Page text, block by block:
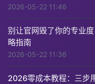
2026-05-22 11:46
别让官网毁了你的专业
略指南
2026-05-22 11:36
2026零成本教程：三步